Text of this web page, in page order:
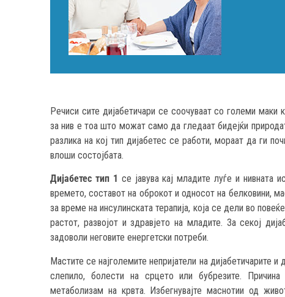
Речиси сите дијабетичари се соочуваат со големи
за нив е тоа што можат само да гледаат бидејќи
разлика на кој тип дијабетес се работи, мораат да ги
влоши состојбата.
Дијабетес тип 1 се јавува кај младите луѓе и нивната
времето, составот на оброкот и односот на белковини,
за време на инсулинската терапија, која се дели во
растот, развојот и здравјето на младите. За секој
задоволи неговите енергетски потреби.
Мастите се најголемите непријатели на
слепило, болести на срцето или бубрезите.
метаболизам на крвта. Избегнувајте маснотии од